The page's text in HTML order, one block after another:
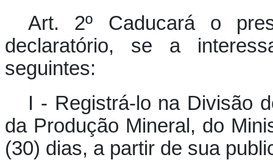
Art. 2º Caducará o
declaratório, se a
seguintes:
I - Registrá-lo na Divisão
da Produção Mineral, do
(30) dias, a partir de sua